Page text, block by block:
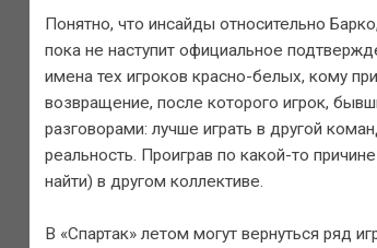
Понятно, что инсайды относительно
пока не наступит официальное
имена тех игроков красно-белых, кому
возвращение, после которого игрок,
разговорами: лучше играть в другой
реальность. Проиграв по какой-то
найти) в другом коллективе.
В «Спартак» летом могут вернуться ряд